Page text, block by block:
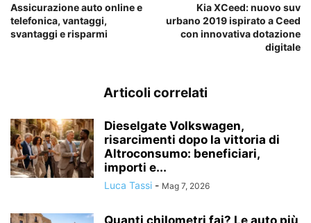
Assicurazione auto online e
telefonica, vantaggi,
svantaggi e risparmi
Kia XCeed: nuovo suv
urbano 2019 ispirato a Ceed
con innovativa dotazione
digitale
Articoli correlati
Dieselgate Volkswagen,
risarcimenti dopo la vittoria di
Altroconsumo: beneficiari,
importi e...
Luca Tassi - Mag 7, 2026
Quanti chilometri fai? Le auto più